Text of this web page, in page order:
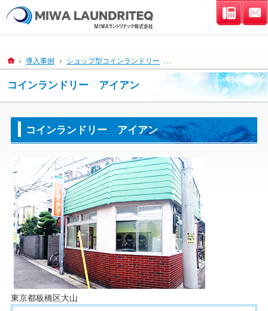
コインランドリー アイアン
コインランドリー アイアン
東京都板橋区大山
連絡先
ホーム
導入事例 ショップ型コインランドリー